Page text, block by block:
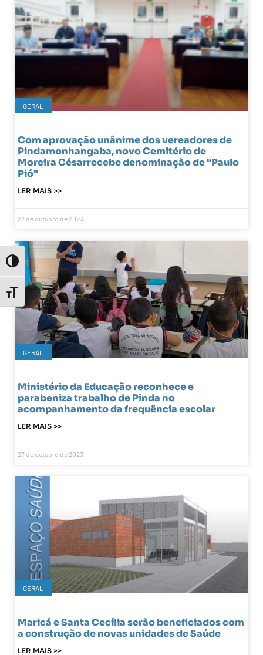
Toggle High Contrast
Toggle Font size
GERAL
Com aprovação unânime dos vereadores de
Pindamonhangaba, novo Cemitério de
Moreira Césarrecebe denominação de “Paulo
Pió”
LER MAIS >>
27 de outubro de 2023
GERAL
Ministério da Educação reconhece e
parabeniza trabalho de Pinda no
acompanhamento da frequência escolar
LER MAIS >>
27 de outubro de 2023
GERAL
Maricá e Santa Cecília serão beneficiados com
a construção de novas unidades de Saúde
LER MAIS >>